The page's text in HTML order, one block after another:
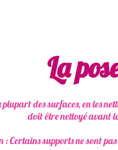
La pose
des surfaces, en les
doit être nettoyé avant la
supports ne sont pas